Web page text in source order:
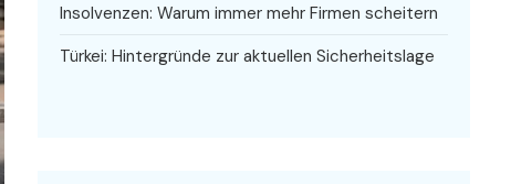
Insolvenzen: Warum immer mehr Firmen scheitern
Türkei: Hintergründe zur aktuellen Sicherheitslage